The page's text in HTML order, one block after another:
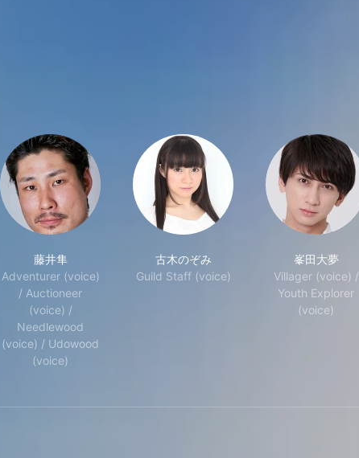
藤井隼
Adventurer (voice)
/ Auctioneer
(voice) /
Needlewood
(voice) / Udowood
(voice)
古木のぞみ
Guild Staff (voice)
峯田大夢
Villager (voice) /
Youth Explorer
(voice)